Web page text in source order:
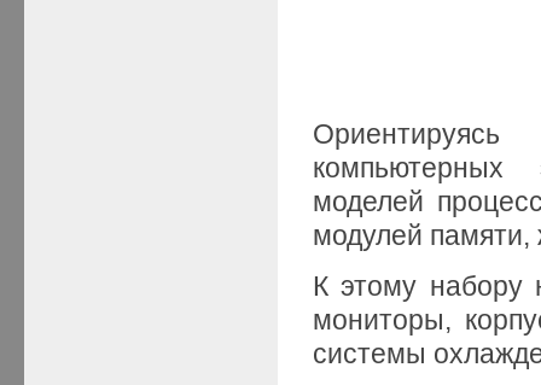
моделей
модулей памяти,
К этому набору
мониторы,
системы